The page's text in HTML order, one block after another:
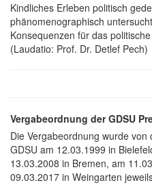
Kindliches Erleben politisch
phänomenographisch
Konsequenzen für das
(Laudatio: Prof. Dr. Detlef Pech)
Vergabeordnung der GDSU
Die Vergabeordnung wurde
GDSU am 12.03.1999 in
13.03.2008 in Bremen, am
09.03.2017 in Weingarten